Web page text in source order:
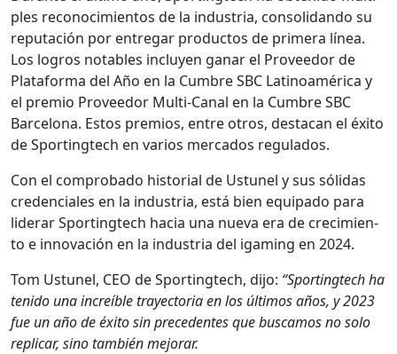
ples reconocimien­tos de la indus­tria, con­sol­i­dan­do su
rep­utación por entre­gar pro­duc­tos de primera línea.
Los logros nota­bles incluyen ganar el Provee­dor de
Platafor­ma del Año en la Cum­bre SBC Lati­noaméri­ca y
el pre­mio Provee­dor Mul­ti-Canal en la Cum­bre SBC
Barcelona. Estos pre­mios, entre otros, desta­can el éxi­to
de Sport­ingtech en var­ios mer­ca­dos reg­u­la­dos.
Con el com­pro­ba­do his­to­r­i­al de Ustunel y sus sól­i­das
cre­den­ciales en la indus­tria, está bien equipa­do para
lid­er­ar Sport­ingtech hacia una nue­va era de crec­imien­
to e inno­vación en la indus­tria del igam­ing en 2024.
Tom Ustunel, CEO de Sport­ingtech, dijo: “Sport­ingtech ha
tenido una increíble trayec­to­ria en los últi­mos años, y 2023
fue un año de éxi­to sin prece­dentes que bus­camos no solo
replicar, sino tam­bién mejo­rar.